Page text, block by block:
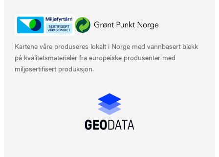
Kartene våre produseres lokalt i Norge med vannbasert blekk
på kvalitetsmaterialer fra europeiske produsenter med
miljøsertifisert produksjon.